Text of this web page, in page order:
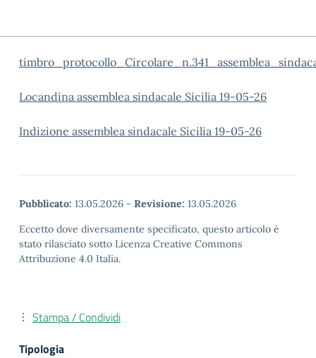
Locandina assemblea sindacale Sicilia 19-05-26
Indizione assemblea sindacale Sicilia 19-05-26
Pubblicato: 13.05.2026 - Revisione: 13.05.2026
Eccetto dove diversamente specificato, questo articolo è
stato rilasciato sotto Licenza Creative Commons
Attribuzione 4.0 Italia.
Stampa / Condividi
Tipologia